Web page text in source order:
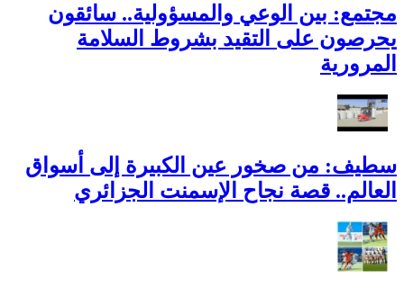
مجتمع: بين الوعي والمسؤولية.. سائقون
يحرصون على التقيد بشروط السلامة
المرورية
سطيف: من صخور عين الكبيرة إلى أسواق
العالم.. قصة نجاح الإسمنت الجزائري